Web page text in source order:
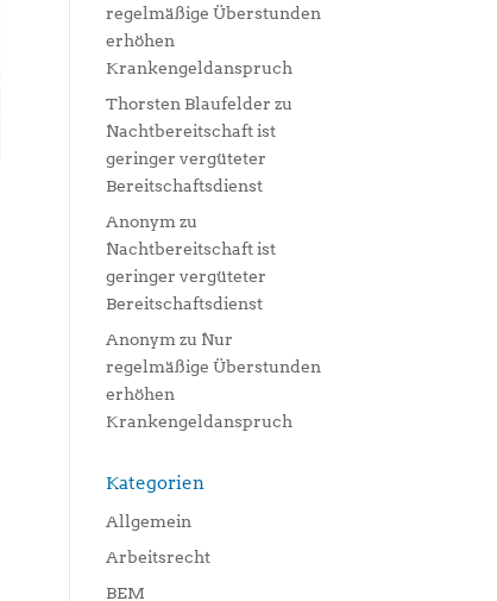
regelmäßige Überstunden
erhöhen
Krankengeldanspruch
Thorsten Blaufelder zu
Nachtbereitschaft ist
geringer vergüteter
Bereitschaftsdienst
Anonym zu
Nachtbereitschaft ist
geringer vergüteter
Bereitschaftsdienst
Anonym zu Nur
regelmäßige Überstunden
erhöhen
Krankengeldanspruch
Kategorien
Allgemein
Arbeitsrecht
BEM